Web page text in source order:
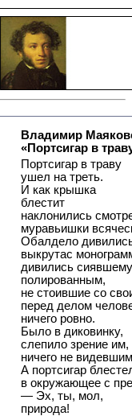
Владимир
«Портсигар в
Портсигар в траву
ушел на треть.
И как крышка
блестит
наклонились
муравьишки
Обалдело
выкрутас
дивились
полированным,
не стоившие со
перед делом
ничего ровно.
Было в диковинку,
слепило зрение им,
ничего не
А портсигар
в окружающее с
— Эх, ты, мол,
природа!